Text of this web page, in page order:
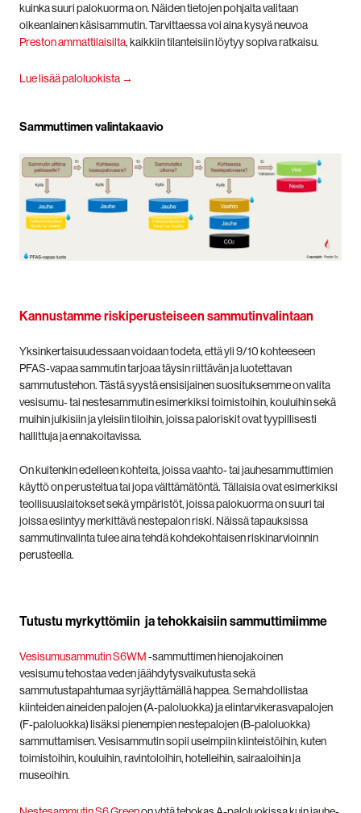
kuinka suuri palokuorma on. Näiden tietojen pohjalta valitaan
oikeanlainen käsisammutin. Tarvittaessa voi aina kysyä neuvoa
Preston ammattilaisilta, kaikkiin tilanteisiin löytyy sopiva ratkaisu.
Lue lisää paloluokista →
Sammuttimen valintakaavio
Kannustamme riskiperusteiseen sammutinvalintaan
Yksinkertaisuudessaan voidaan todeta, että yli 9/10 kohteeseen
PFAS-vapaa sammutin tarjoaa täysin riittävän ja luotettavan
sammutustehon. Tästä syystä ensisijainen suosituksemme on valita
vesisumu- tai nestesammutin esimerkiksi toimistoihin, kouluihin sekä
muihin julkisiin ja yleisiin tiloihin, joissa paloriskit ovat tyypillisesti
hallittuja ja ennakoitavissa.
On kuitenkin edelleen kohteita, joissa vaahto- tai jauhesammuttimien
käyttö on perusteltua tai jopa välttämätöntä. Tällaisia ovat esimerkiksi
teollisuuslaitokset sekä ympäristöt, joissa palokuorma on suuri tai
joissa esiintyy merkittävä nestepalon riski. Näissä tapauksissa
sammutinvalinta tulee aina tehdä kohdekohtaisen riskinarvioinnin
perusteella.
Tutustu myrkyttömiin ja tehokkaisiin sammuttimiimme
Vesisumusammutin S6WM-sammuttimen hienojakoinen
vesisumu tehostaa veden jäähdytysvaikutusta sekä
sammutustapahtumaa syrjäyttämällä happea. Se mahdollistaa
kiinteiden aineiden palojen (A-paloluokka) ja elintarvikerasvapalojen
(F-paloluokka) lisäksi pienempien nestepalojen (B-paloluokka)
sammuttamisen. Vesisammutin sopii useimpiin kiinteistöihin, kuten
toimistoihin, kouluihin, ravintoloihin, hotelleihin, sairaaloihin ja
museoihin.